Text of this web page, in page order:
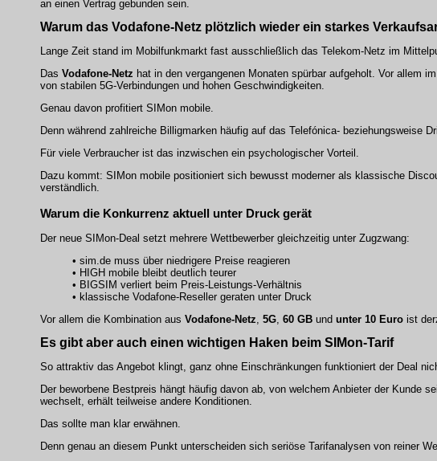
an einen Vertrag gebunden sein.
Warum das Vodafone-Netz plötzlich wieder ein starkes
Lange Zeit stand im Mobilfunkmarkt fast ausschließlich das Telekom-Netz im
Das Vodafone-Netz hat in den vergangenen Monaten spürbar aufgeholt. Vor allem
von stabilen 5G-Verbindungen und hohen Geschwindigkeiten.
Genau davon profitiert SIMon mobile.
Denn während zahlreiche Billigmarken häufig auf das Telefónica- beziehungsweise
Für viele Verbraucher ist das inzwischen ein psychologischer Vorteil.
Dazu kommt: SIMon mobile positioniert sich bewusst moderner als klassische
verständlich.
Warum die Konkurrenz aktuell unter Druck gerät
Der neue SIMon-Deal setzt mehrere Wettbewerber gleichzeitig unter Zugzwang:
• sim.de muss über niedrigere Preise reagieren
• HIGH mobile bleibt deutlich teurer
• BIGSIM verliert beim Preis-Leistungs-Verhältnis
• klassische Vodafone-Reseller geraten unter Druck
Vor allem die Kombination aus Vodafone-Netz 5G 60 GB und unter 10 Euro ist
Es gibt aber auch einen wichtigen Haken beim SIMon-Tarif
So attraktiv das Angebot klingt, ganz ohne Einschränkungen funktioniert der Deal
Der beworbene Bestpreis hängt häufig davon ab, von welchem Anbieter der Kunde
wechselt, erhält teilweise andere Konditionen.
Das sollte man klar erwähnen.
Denn genau an diesem Punkt unterscheiden sich seriöse Tarifanalysen von reiner